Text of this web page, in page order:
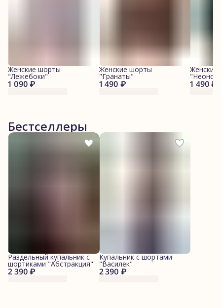
1 090 ₽
Женские шорты
"Лежебоки"
1 490 ₽
Женские шорты
"Гранаты"
1 490 ₽
Бестселлеры
2 390 ₽
Раздельный купальник с
шортиками "Абстракция"
2 390 ₽
Купальник с шортами
"Василек"